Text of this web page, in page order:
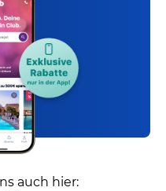
auch hier: